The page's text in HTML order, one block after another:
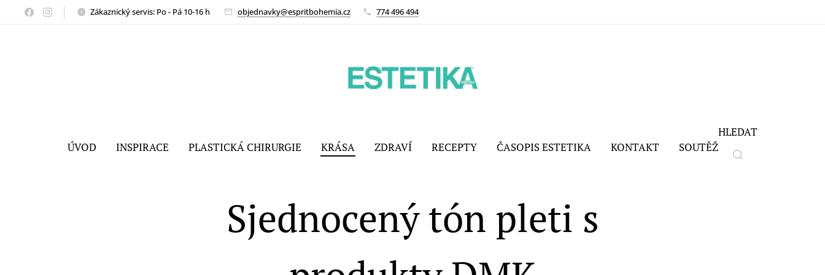
Zákaznický servis: Po - Pá 10-16 h objednavky@espritbohemia.cz 774 496 494
ÚVOD INSPIRACE PLASTICKÁ CHIRURGIE KRÁSA ZDRAVÍ RECEPTY ČASOPIS ESTETIKA KONTAKT SOUTĚŽ
HLEDAT
Sjednocený tón pleti s